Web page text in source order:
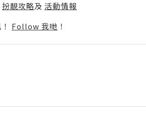
扮靚攻略及 活動情報
Follow 我哋 ！